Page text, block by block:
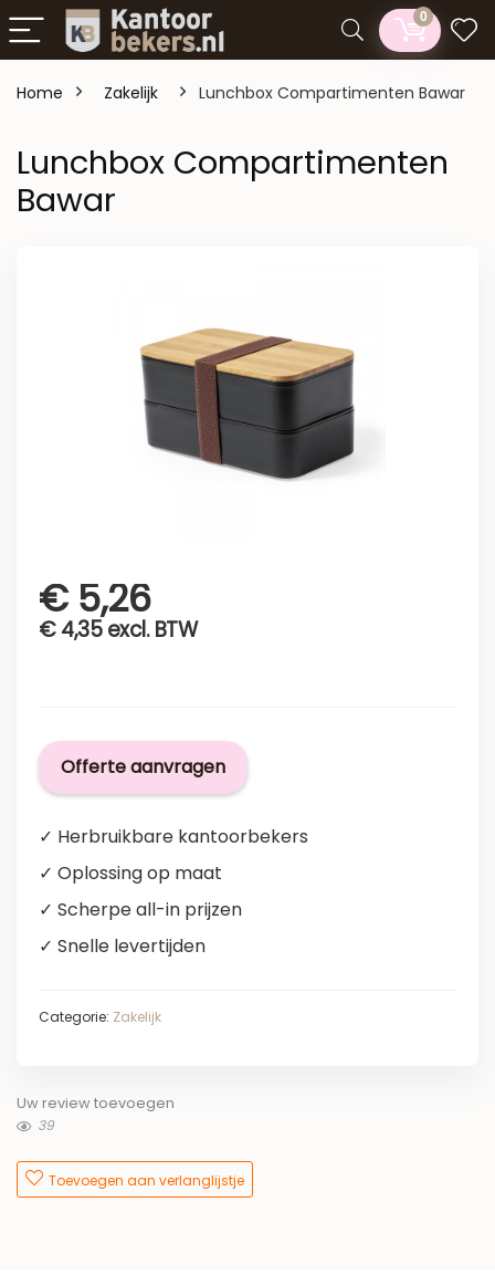
0
Home Zakelijk Lunchbox Compartimenten Bawar
Lunchbox Compartimenten
Bawar
€5,26
€4,35 excl. BTW
Offerte aanvragen
✓ Herbruikbare kantoorbekers
✓ Oplossing op maat
✓ Scherpe all-in prijzen
✓ Snelle levertijden
Categorie: Zakelijk
Uw review toevoegen
39
Toevoegen aan verlanglijstje